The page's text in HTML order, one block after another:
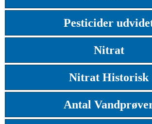
Pesticider
Nitrat
Nitrat Historisk
Antal